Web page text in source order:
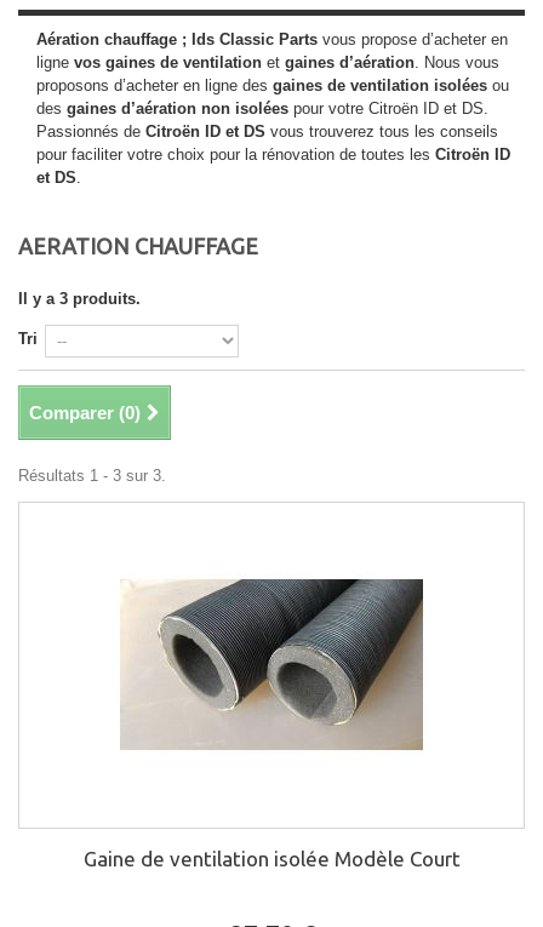
Aération chauffage ; Ids Classic Parts vous propose d’acheter en
ligne vos gaines de ventilation et gaines d’aération. Nous vous
proposons d’acheter en ligne des gaines de ventilation isolées ou
des gaines d’aération non isolées pour votre Citroën ID et DS.
Passionnés de Citroën ID et DS vous trouverez tous les conseils
pour faciliter votre choix pour la rénovation de toutes les Citroën ID
et DS.
AERATION CHAUFFAGE
Il y a 3 produits.
Tri
Comparer (0)
Résultats 1 - 3 sur 3.
Gaine de ventilation isolée Modèle Court